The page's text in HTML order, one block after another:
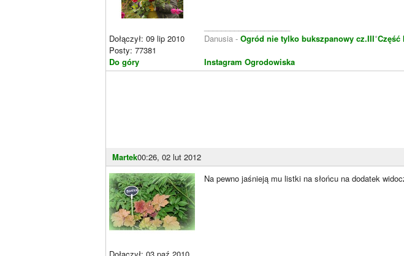
Dołączył: 09 lip 2010
Posty: 77381
Do góry
Danusia - Ogród nie tylko bukszpanowy cz.III*Część
Instagram Ogrodowiska
Martek00:26, 02 lut 2012
Na pewno jaśnieją mu listki na słońcu na dodatek